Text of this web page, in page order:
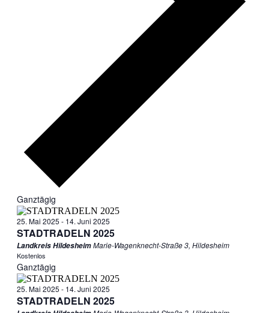
Ganztägig
25. Mai 2025 - 14. Juni 2025
STADTRADELN 2025
Landkreis HildesheimMarie-Wagenknecht-Straße 3, Hildesheim
Kostenlos
Ganztägig
25. Mai 2025 - 14. Juni 2025
STADTRADELN 2025